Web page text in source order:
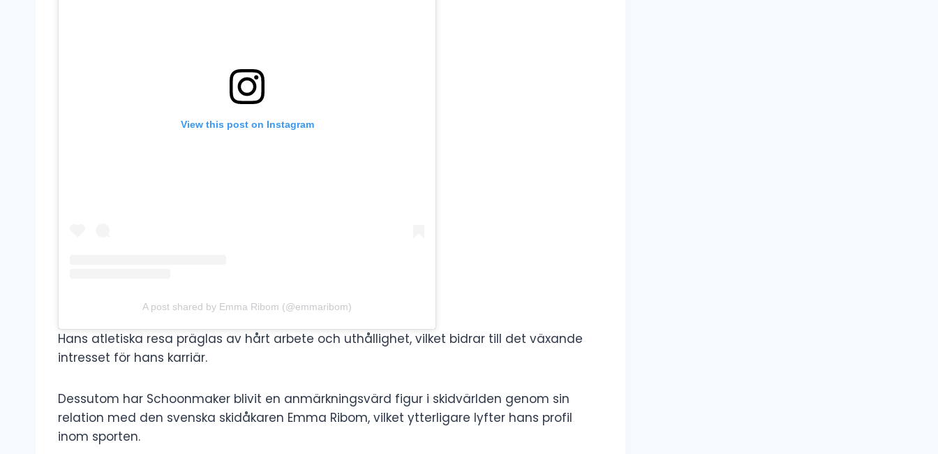
View this post on Instagram
A post shared by Emma Ribom (@emmaribom)
Hans atletiska resa präglas av hårt arbete och uthållighet, vilket bidrar till det växande
intresset för hans karriär.
Dessutom har Schoonmaker blivit en anmärkningsvärd figur i skidvärlden genom sin
relation med den svenska skidåkaren Emma Ribom, vilket ytterligare lyfter hans profil
inom sporten.